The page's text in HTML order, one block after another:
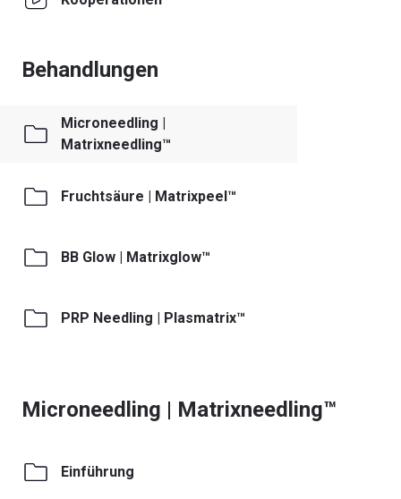
Behandlungen
Microneedling |
Matrixneedling™
Fruchtsäure | Matrixpeel™
BB Glow | Matrixglow™
PRP Needling | Plasmatrix™
Microneedling | Matrixneedling™
Einführung